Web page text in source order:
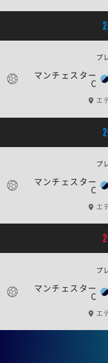
マンチェスター
C
プ
エ
マンチェスター
C
プ
エ
マンチェスター
C
プ
エ